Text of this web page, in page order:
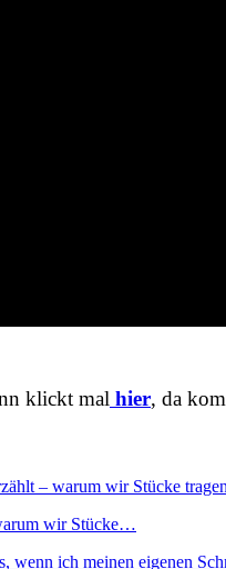
klickt mal hier, da
wir Stücke…